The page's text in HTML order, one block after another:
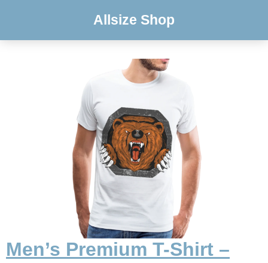
Allsize Shop
Men’s Premium T-Shirt –